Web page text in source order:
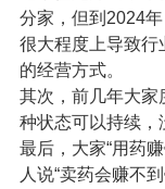
分家，但到2024
很大程度上导致行
的经营方式。
其次，前几年大家
种状态可以持续，
最后，大家“用药
人说“卖药会赚不